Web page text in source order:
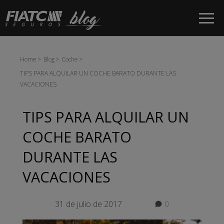
Saltar al contenido principal
Home Blog
Coche
TIPS PARA ALQUILAR UN COCHE BARATO DURANTE LAS
VACACIONES
TIPS PARA ALQUILAR UN
COCHE BARATO
DURANTE LAS
VACACIONES
31 de julio de 2017 0